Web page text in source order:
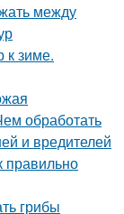
между
к зиме.
обработать
и вредителей
правильно
грибы